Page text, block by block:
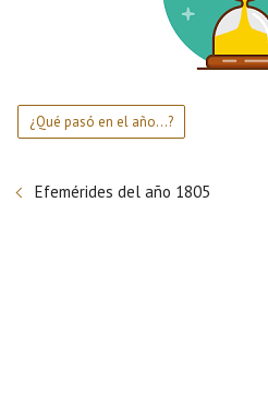
¿Qué pasó en el año...?
Efemérides del año 1805